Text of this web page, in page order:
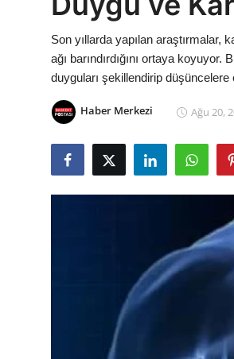
Son yıllarda yapılan araştırmalar,
ağı barındırdığını ortaya
duyguları şekillendirip
Haber Merkezi Ağu 20,